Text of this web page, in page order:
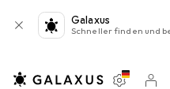
Galaxus
Schneller finden und
Merklisten
Warenkorb